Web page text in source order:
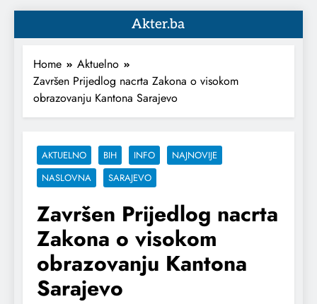
Akter.ba
Home
Aktuelno
Završen Prijedlog nacrta Zakona o visokom
obrazovanju Kantona Sarajevo
AKTUELNO BIH INFO
NAJNOVIJE
NASLOVNA
SARAJEVO
Završen Prijedlog nacrta
Zakona o visokom
obrazovanju Kantona
Sarajevo